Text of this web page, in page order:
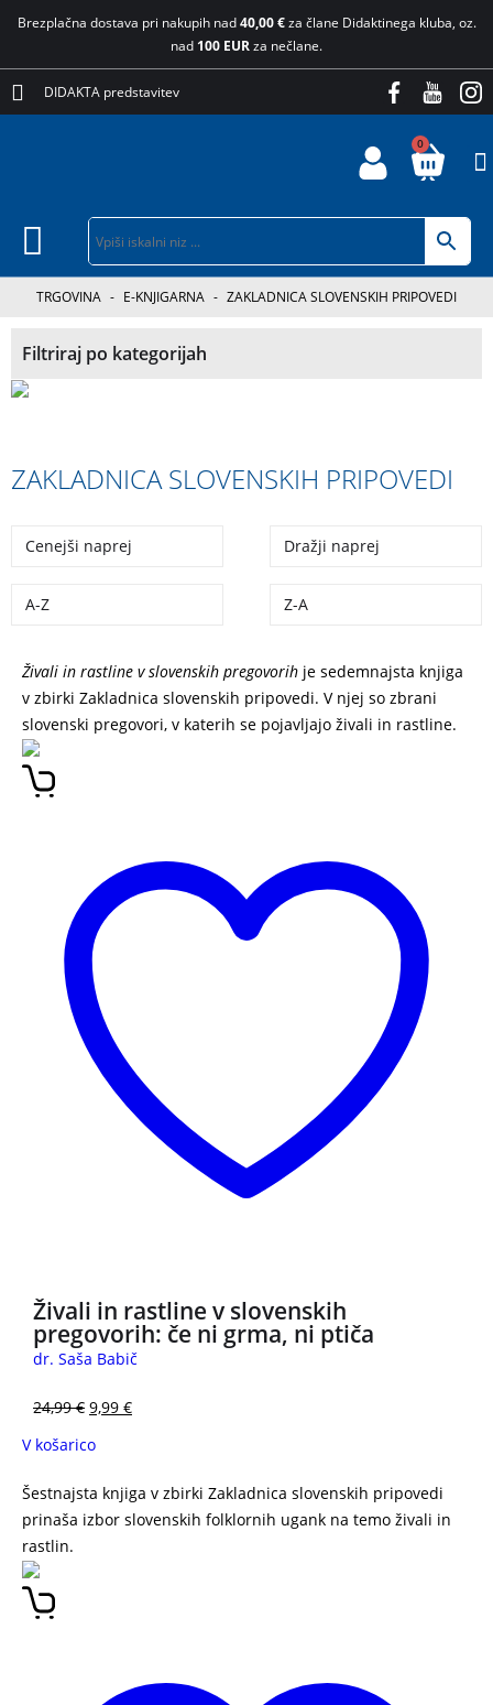
Brezplačna dostava pri nakupih nad40,00 €za člane Didaktinega kluba, oz.
nad 100 EURza nečlane.
DIDAKTA predstavitev
0
TRGOVINA - E-KNJIGARNA - ZAKLADNICA SLOVENSKIH PRIPOVEDI
Filtriraj po kategorijah
ZAKLADNICA SLOVENSKIH PRIPOVEDI
Cenejši naprej Dražji naprej
A-Z Z-A
Živali in rastline v slovenskih pregovorih je sedemnajsta knjiga
v zbirki Zakladnica slovenskih pripovedi. V njej so zbrani
slovenski pregovori, v katerih se pojavljajo živali in rastline.
Živali in rastline v slovenskih
pregovorih: če ni grma, ni ptiča
dr. Saša Babič
24,99€ 9,99 €
V košarico
Šestnajsta knjiga v zbirki Zakladnica slovenskih pripovedi
prinaša izbor slovenskih folklornih ugank na temo živali in
rastlin.